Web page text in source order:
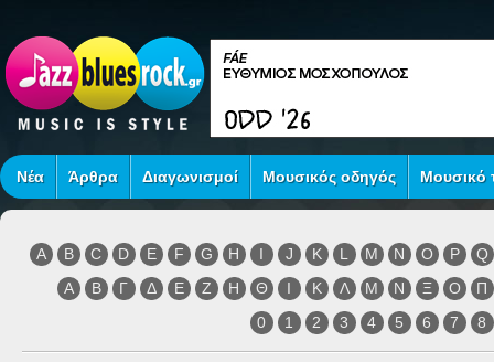
Νέα Άρθρα Διαγωνισμοί Μουσικός οδηγός Μουσικό
A B C D E F G H I J K L M N O P
Q
Α
Β Γ Δ Ε Ζ Η Θ Ι Κ Λ Μ Ν Ξ Ο
Π
0
1 2 3 4 5 6 7 8